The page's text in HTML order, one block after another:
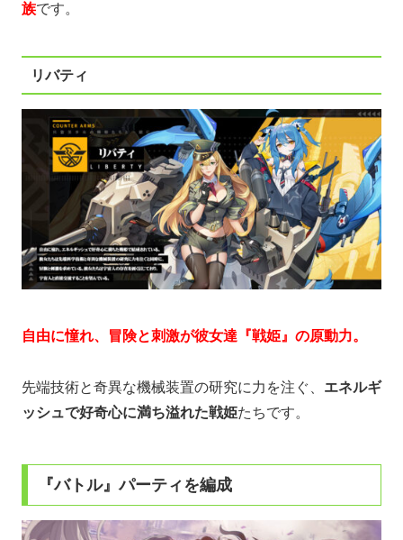
族です。
リバティ
自由に憧れ、冒険と刺激が彼女達『戦姫』の原動力。
先端技術と奇異な機械装置の研究に力を注ぐ、 エネルギ
ッシュで好奇心に満ち溢れた戦姫たちです。
『バトル』パーティを編成